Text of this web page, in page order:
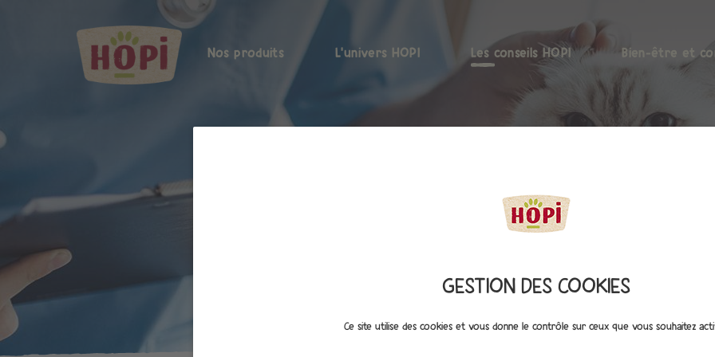
GESTION DES COOKIES
Ce site utilise des cookies et vous donne le contrôle sur ceux que vous souhaitez
Nos produits L'univers HOPI Les conseils HOPI Bien-être et